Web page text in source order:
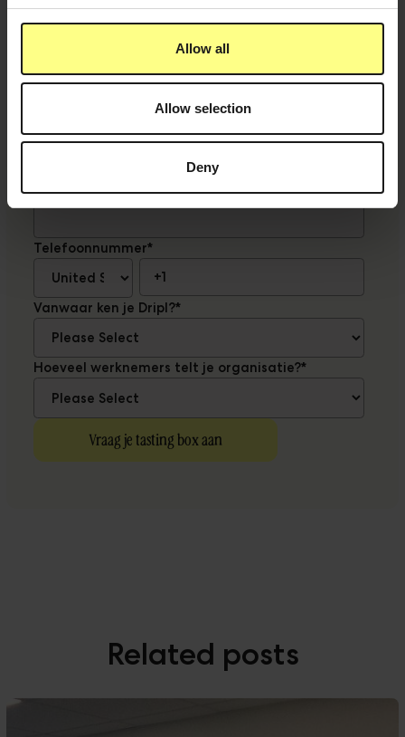
Allow all
Allow selection
Deny
Email*
Voornaam*
Achternaam*
Bedrijf*
Telefoonnummer*
Vanwaar ken je Dripl?*
Hoeveel werknemers telt je organisatie?*
Related posts